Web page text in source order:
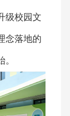
级校园文
念落地的